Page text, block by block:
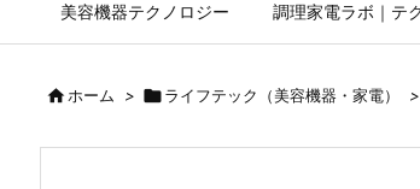
美容機器テクノロジー 調理家電ラボ｜テ
ホーム > ライフテック（美容機器・家電） >